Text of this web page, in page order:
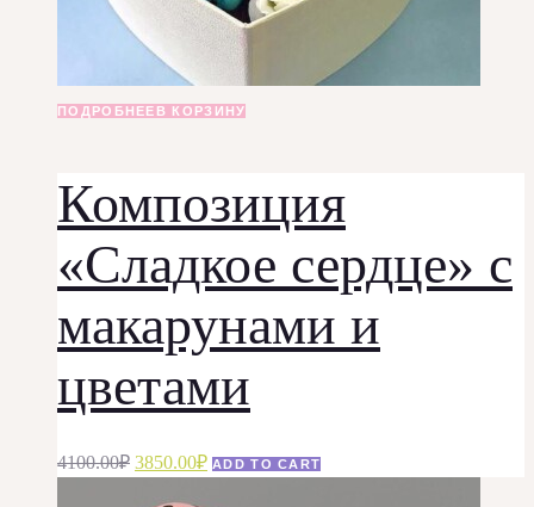
ПОДРОБНЕЕ В КОРЗИНУ
Композиция
«Сладкое сердце» с
макарунами и
цветами
4100.00₽ Первоначальная
3850.00₽Текущая
ADD TO CART